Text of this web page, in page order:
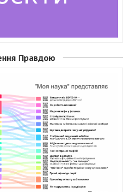
Правдою